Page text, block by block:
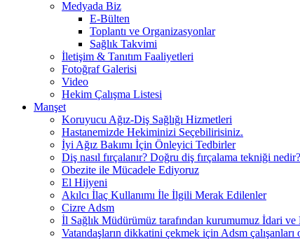
Medyada Biz
E-Bülten
Toplantı ve Organizasyonlar
Sağlık Takvimi
İletişim & Tanıtım Faaliyetleri
Fotoğraf Galerisi
Video
Hekim Çalışma Listesi
Manşet
Koruyucu Ağız-Diş Sağlığı Hizmetleri
Hastanemizde Hekiminizi Seçebilirisiniz.
İyi Ağız Bakımı İçin Önleyici Tedbirler
Diş nasıl fırçalanır? Doğru diş fırçalama tekniği nedir?
Obezite ile Mücadele Ediyoruz
El Hijyeni
Akılcı İlaç Kullanımı İle İlgili Merak Edilenler
Cizre Adsm
İl Sağlık Müdürümüz tarafından kurumumuz İdari
Vatandaşların dikkatini çekmek için Adsm